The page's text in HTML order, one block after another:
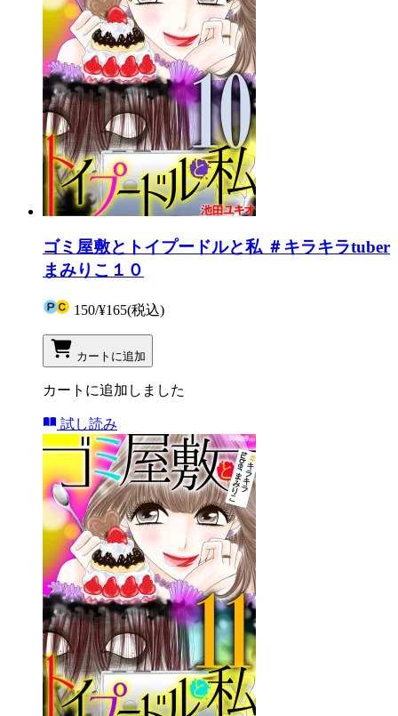
ゴミ屋敷とトイプードルと私 ＃キラキラtuber
まみりこ１０
150/¥165(税込)
カートに追加
カートに追加しました
試し読み